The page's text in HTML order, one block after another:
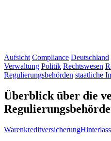
Aufsicht Compliance Deutschland
Verwaltung Politik Rechtswesen
Regulierungsbehörden staatliche
Überblick über die
Warenkreditversicherung